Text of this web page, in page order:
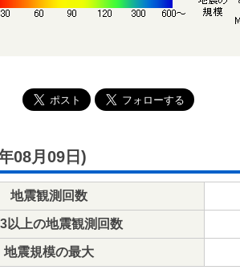
08月09日)
地震観測回数
以上の地震観測回数
地震規模の最大